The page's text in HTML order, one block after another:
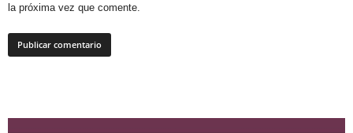
la próxima vez que comente.